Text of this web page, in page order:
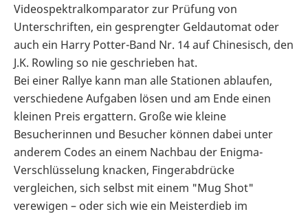
Videospektralkomparator zur Prüfung von
Unterschriften, ein gesprengter Geldautomat oder
auch ein Harry Potter-Band Nr. 14 auf Chinesisch, den
J.K. Rowling so nie geschrieben hat.
Bei einer Rallye kann man alle Stationen ablaufen,
verschiedene Aufgaben lösen und am Ende einen
kleinen Preis ergattern. Große wie kleine
Besucherinnen und Besucher können dabei unter
anderem Codes an einem Nachbau der Enigma-
Verschlüsselung knacken, Fingerabdrücke
vergleichen, sich selbst mit einem "Mug Shot"
verewigen – oder sich wie ein Meisterdieb im